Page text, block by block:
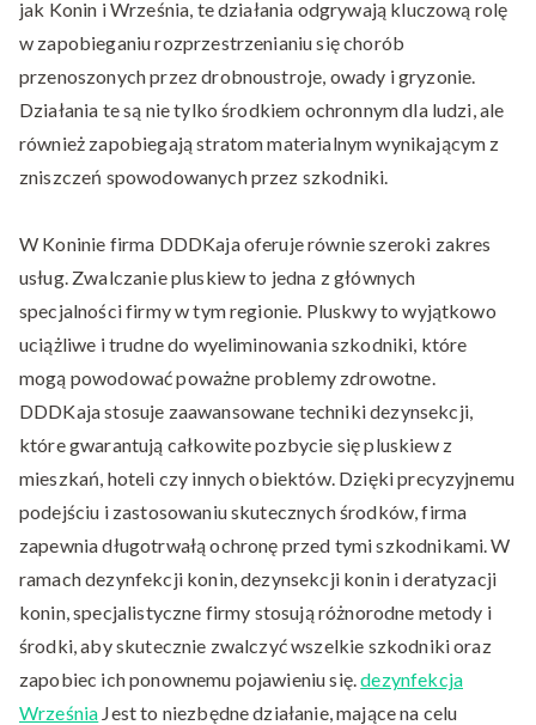
jak Konin i Września, te działania odgrywają kluczową rolę
w zapobieganiu rozprzestrzenianiu się chorób
przenoszonych przez drobnoustroje, owady i gryzonie.
Działania te są nie tylko środkiem ochronnym dla ludzi, ale
również zapobiegają stratom materialnym wynikającym z
zniszczeń spowodowanych przez szkodniki.
W Koninie firma DDDKaja oferuje równie szeroki zakres
usług. Zwalczanie pluskiew to jedna z głównych
specjalności firmy w tym regionie. Pluskwy to wyjątkowo
uciążliwe i trudne do wyeliminowania szkodniki, które
mogą powodować poważne problemy zdrowotne.
DDDKaja stosuje zaawansowane techniki dezynsekcji,
które gwarantują całkowite pozbycie się pluskiew z
mieszkań, hoteli czy innych obiektów. Dzięki precyzyjnemu
podejściu i zastosowaniu skutecznych środków, firma
zapewnia długotrwałą ochronę przed tymi szkodnikami. W
ramach dezynfekcji konin, dezynsekcji konin i deratyzacji
konin, specjalistyczne firmy stosują różnorodne metody i
środki, aby skutecznie zwalczyć wszelkie szkodniki oraz
zapobiec ich ponownemu pojawieniu się.dezynfekcja
Września Jest to niezbędne działanie, mające na celu